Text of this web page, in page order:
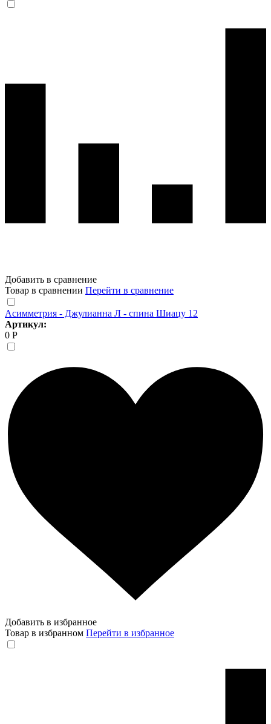
Добавить в сравнение
Товар в сравнении Перейти в сравнение
Асимметрия - Джулианна Л - спина Шиацу 12
Артикул:
0 Р
Добавить в избранное
Товар в избранном Перейти в избранное